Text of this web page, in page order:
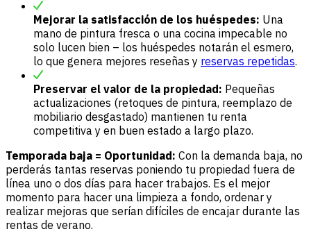
Mejorar la satisfacción de los huéspedes: Una
mano de pintura fresca o una cocina impecable no
solo lucen bien – los huéspedes notarán el esmero,
lo que genera mejores reseñas y reservas repetidas.
Preservar el valor de la propiedad: Pequeñas
actualizaciones (retoques de pintura, reemplazo de
mobiliario desgastado) mantienen tu renta
competitiva y en buen estado a largo plazo.
Temporada baja = Oportunidad: Con la demanda baja, no
perderás tantas reservas poniendo tu propiedad fuera de
línea uno o dos días para hacer trabajos. Es el mejor
momento para hacer una limpieza a fondo, ordenar y
realizar mejoras que serían difíciles de encajar durante las
rentas de verano.